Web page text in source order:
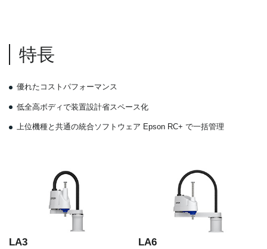
特長
優れたコストパフォーマンス
低全高ボディで装置設計省スペース化
上位機種と共通の統合ソフトウェア Epson RC+ で一括管理
LA3 LA6